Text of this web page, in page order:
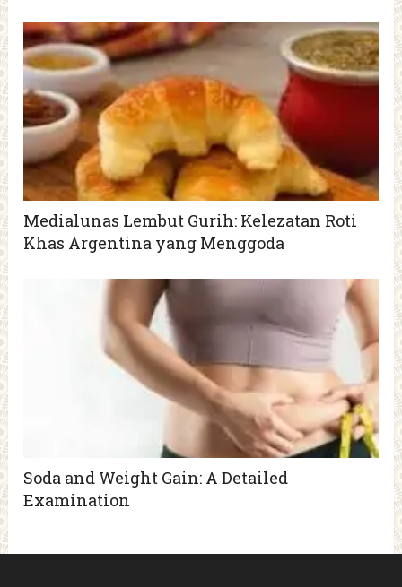
Medialunas Lembut Gurih: Kelezatan Roti
Khas Argentina yang Menggoda
Soda and Weight Gain: A Detailed
Examination